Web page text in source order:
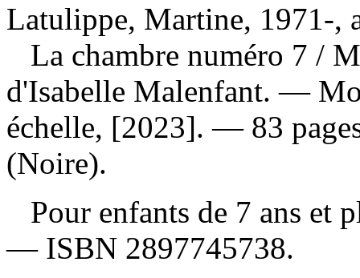
Latulippe, Martine, 1971-,
La chambre numéro 7 /
d'Isabelle Malenfant. —
échelle, [2023]. — 83
(Noire).
Pour enfants de 7 ans et
— ISBN 2897745738.